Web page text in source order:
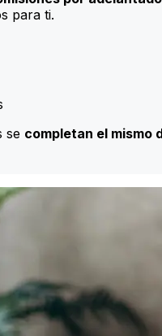
para ti.
se completan el mismo